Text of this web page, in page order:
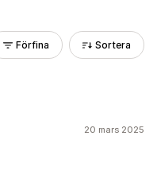
Förfina Sortera
20 mars 2025